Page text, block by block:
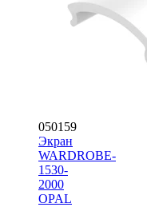
050159
Экран
WARDROBE-
1530-
2000
OPAL